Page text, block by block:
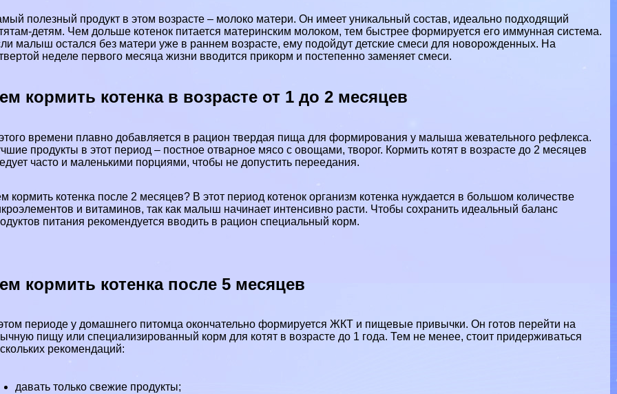
полезный продукт в этом возрасте – молоко матери. Он имеет уникальный состав, идеально подходящий
детям. Чем дольше котенок питается материнским молоком, тем быстрее формируется его иммунная система.
малыш остался без матери уже в раннем возрасте, ему подойдут детские смеси для новорожденных. На
неделе первого месяца жизни вводится прикорм и постепенно заменяет смеси.
кормить котенка в возрасте от 1 до 2 месяцев
времени плавно добавляется в рацион твердая пища для формирования у малыша жевательного рефлекса.
продукты в этот период – постное отварное мясо с овощами, творог. Кормить котят в возрасте до 2 месяцев
часто и маленькими порциями, чтобы не допустить переедания.
кормить котенка после 2 месяцев? В этот период котенок организм котенка нуждается в большом количестве
и витаминов, так как малыш начинает интенсивно расти. Чтобы сохранить идеальный баланс
питания рекомендуется вводить в рацион специальный корм.
кормить котенка после 5 месяцев
периоде у домашнего питомца окончательно формируется ЖКТ и пищевые привычки. Он готов перейти на
пищу или специализированный корм для котят в возрасте до 1 года. Тем не менее, стоит придерживаться
рекомендаций:
давать только свежие продукты;